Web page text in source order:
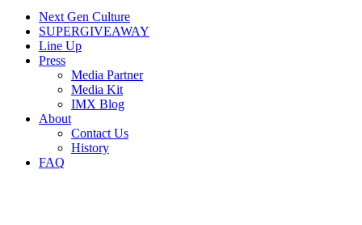
Next Gen Culture
SUPERGIVEAWAY
Line Up
Press
Media Partner
Media Kit
IMX Blog
About
Contact Us
History
FAQ